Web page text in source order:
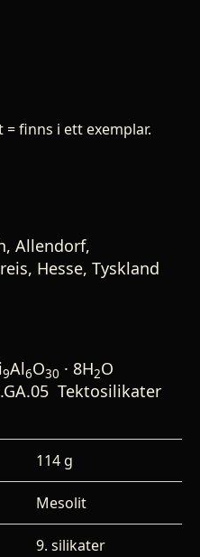
finns i ett exemplar.
Allendorf,
Hesse, Tyskland
9Al6O30 · 8H2O
Tektosilikater
114 g
Mesolit
9. silikater